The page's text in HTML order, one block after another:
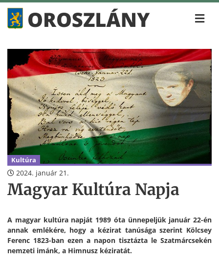
Kultúra
2024. január 21.
Magyar Kultúra Napja
A magyar kultúra napját 1989 óta ünnepeljük január 22-én
annak emlékére, hogy a kézirat tanúsága szerint Kölcsey
Ferenc 1823-ban ezen a napon tisztázta le Szatmárcsekén
nemzeti imánk, a Himnusz kéziratát.